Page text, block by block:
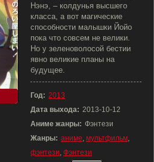
Нэнэ, – колдунья высшего
класса, а вот магические
способности малышки Йойо
пока что совсем не велики.
Но у зеленоволосой бестии
явно великие планы на
будущее.
Год: 2013
Дата выхода: 2013-10-12
Аниме жанры: Фэнтези
Жанры: аниме, мультфильм,
фэнтези, Фэнтези